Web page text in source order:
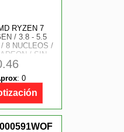
RYZEN 7
/ 3.8 - 5.5
8 NUCLEOS /
/ SIN
ALTO
: 0